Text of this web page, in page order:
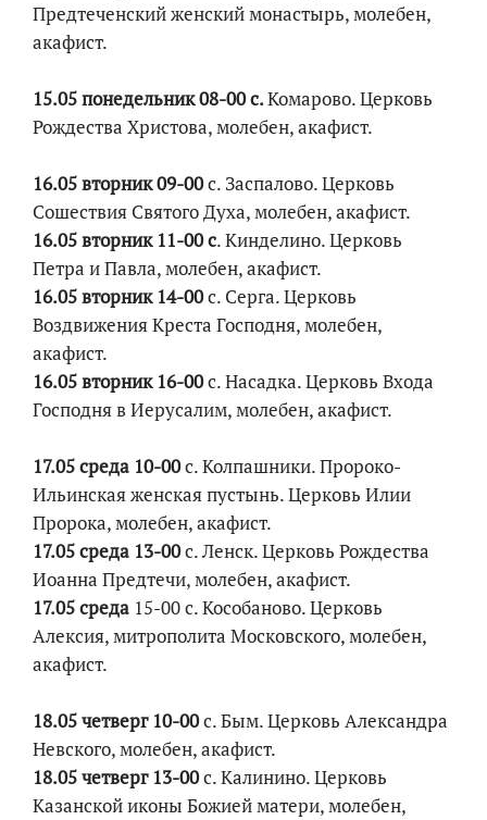
Предтеченский женский монастырь, молебен,
акафист.
15.05 понедельник 08-00 с.Комарово. Церковь
Рождества Христова, молебен, акафист.
16.05 вторник 09-00с. Заспалово. Церковь
Сошествия Святого Духа, молебен, акафист.
16.05 вторник 11-00 с. Кинделино. Церковь
Петра и Павла, молебен, акафист.
16.05 вторник 14-00с. Серга. Церковь
Воздвижения Креста Господня, молебен,
акафист.
16.05 вторник 16-00с. Насадка. Церковь Входа
Господня в Иерусалим, молебен, акафист.
17.05 среда 10-00с. Колпашники. Пророко-
Ильинская женская пустынь. Церковь Илии
Пророка, молебен, акафист.
17.05 среда 13-00с. Ленск. Церковь Рождества
Иоанна Предтечи, молебен, акафист.
17.05 среда 15-00 с. Кособаново. Церковь
Алексия, митрополита Московского, молебен,
акафист.
18.05 четверг 10-00с. Бым. Церковь Александра
Невского, молебен, акафист.
18.05 четверг 13-00с. Калинино. Церковь
Казанской иконы Божией матери, молебен,